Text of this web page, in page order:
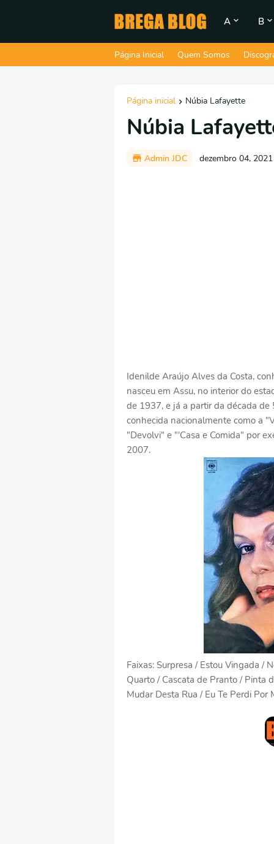
A B
Página Inicial Quem Somos
Página inicial Núbia Lafayette
Núbia
Admin JDC dezembro 04, 2021
Idenilde Araújo Alves da Costa,
nasceu em Assu, no interior do
de 1937, e já a partir da década
conhecida nacionalmente como a
"Devolvi" e "'Casa e Comida" por
2007.
Faixas: Surpresa / Estou Vingada /
Quarto / Cascata de Pranto / Pinta
Mudar Desta Rua / Eu Te Perdi